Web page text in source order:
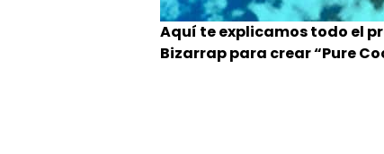
Aquí te explicamos todo el
Bizarrap para crear “Pure